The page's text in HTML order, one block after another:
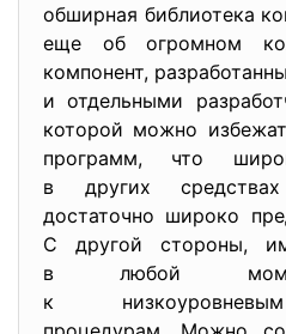
обширная библиотека
еще об огромном
компонент,
и отдельными
которой можно
программ, что
в других
достаточно широко
С другой стороны,
в любой
к